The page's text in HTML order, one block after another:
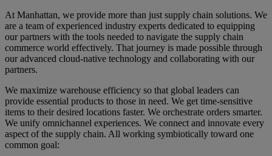
At Manhattan, we provide more than just supply chain solutions. We
are a team of experienced industry experts dedicated to equipping
our partners with the tools needed to navigate the supply chain
commerce world effectively. That journey is made possible through
our advanced cloud-native technology and collaborating with our
partners.
We maximize warehouse efficiency so that global leaders can
provide essential products to those in need. We get time-sensitive
items to their desired locations faster. We orchestrate orders smarter.
We unify omnichannel experiences. We connect and innovate every
aspect of the supply chain. All working symbiotically toward one
common goal: